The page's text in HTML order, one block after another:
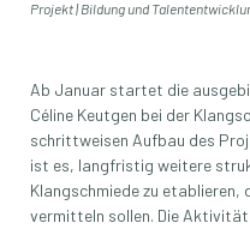
Projekt|Bildung und
Ab Januar startet die
Céline Keutgen bei der
schrittweisen Aufbau des
ist es, langfristig weitere
Klangschmiede zu etablieren,
vermitteln sollen. Die